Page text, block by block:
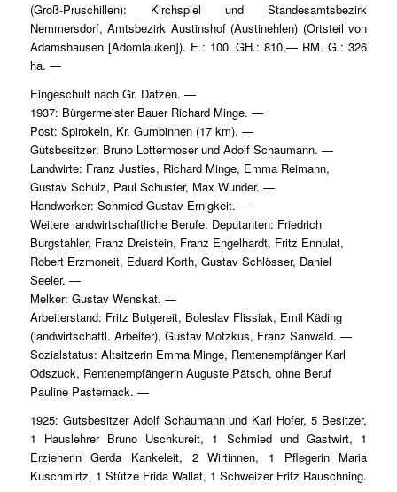
(Groß-Pruschillen): Kirchspiel und Standesamtsbezirk
Nemmersdorf, Amtsbezirk Austinshof (Austinehlen) (Ortsteil von
Adamshausen [Adomlauken]). E.: 100. GH.: 810,— RM. G.: 326
ha. —
Eingeschult nach Gr. Datzen. —
1937: Bürgermeister Bauer Richard Minge. —
Post: Spirokeln, Kr. Gumbinnen (17 km). —
Gutsbesitzer: Bruno Lottermoser und Adolf Schaumann. —
Landwirte: Franz Justies, Richard Minge, Emma Reimann,
Gustav Schulz, Paul Schuster, Max Wunder. —
Handwerker: Schmied Gustav Ernigkeit. —
Weitere landwirtschaftliche Berufe: Deputanten: Friedrich
Burgstahler, Franz Dreistein, Franz Engelhardt, Fritz Ennulat,
Robert Erzmoneit, Eduard Korth, Gustav Schlösser, Daniel
Seeler. —
Melker: Gustav Wenskat. —
Arbeiterstand: Fritz Butgereit, Boleslav Flissiak, Emil Käding
(landwirtschaftl. Arbeiter), Gustav Motzkus, Franz Sanwald. —
Sozialstatus: Altsitzerin Emma Minge, Rentenempfänger Karl
Odszuck, Rentenempfängerin Auguste Pätsch, ohne Beruf
Pauline Pasternack. —
1925: Gutsbesitzer Adolf Schaumann und Karl Hofer, 5 Besitzer,
1 Hauslehrer Bruno Uschkureit, 1 Schmied und Gastwirt, 1
Erzieherin Gerda Kankeleit, 2 Wirtinnen, 1 Pflegerin Maria
Kuschmirtz, 1 Stütze Frida Wallat, 1 Schweizer Fritz Rauschning.